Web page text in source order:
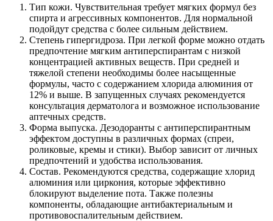
Тип кожи. Чувствительная требует мягких формул без
спирта и агрессивных компонентов. Для нормальной
подойдут средства с более сильным действием.
Степень гипергидроза. При легкой форме можно отдать
предпочтение мягким антиперспирантам с низкой
концентрацией активных веществ. При средней и
тяжелой степени необходимы более насыщенные
формулы, часто с содержанием хлорида алюминия от
12% и выше. В запущенных случаях рекомендуется
консультация дерматолога и возможное использование
аптечных средств.
Форма выпуска. Дезодоранты с антиперспирантным
эффектом доступны в различных формах (спреи,
роликовые, кремы и стики). Выбор зависит от личных
предпочтений и удобства использования.
Состав. Рекомендуются средства, содержащие хлорид
алюминия или циркония, которые эффективно
блокируют выделение пота. Также полезны
компоненты, обладающие антибактериальным и
противовоспалительным действием.